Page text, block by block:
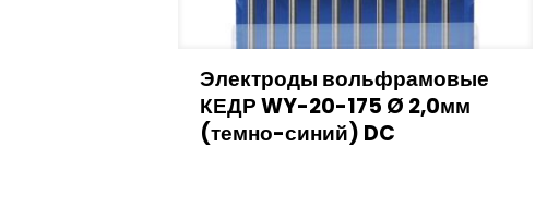
Электроды вольфрамовые
КЕДР WY-20-175 Ø 2,0мм
(темно-синий) DC